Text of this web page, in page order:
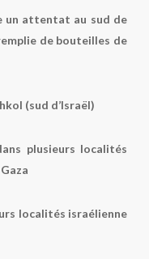
un attentat au sud de
de bouteilles de
(sud d’Israël)
plusieurs localités
localités israélienne